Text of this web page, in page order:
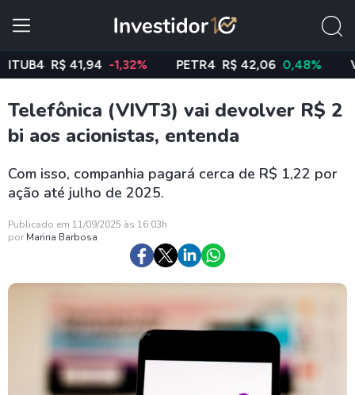
R$ 41,94 -1,32% PETR4 R$ 42,06 0,48% VALE3
Telefônica (VIVT3) vai devolver R$ 2
bi aos acionistas, entenda
Com isso, companhia pagará cerca de R$ 1,22 por
ação até julho de 2025.
Publicado em 11/09/2025 às 16:03h
por Marina Barbosa